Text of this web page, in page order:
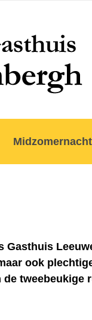
ook
tweebeukige